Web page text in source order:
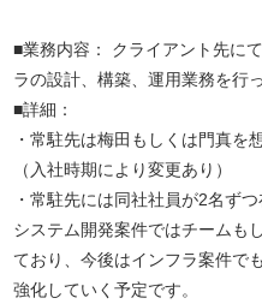
■業務内容： クライアント先に
ラの設計、構築、運用業務を行
■詳細：
・常駐先は梅田もしくは門真を
（入社時期により変更あり）
・常駐先には同社社員が2名ずつ
システム開発案件ではチームも
ており、今後はインフラ案件で
強化していく予定です。